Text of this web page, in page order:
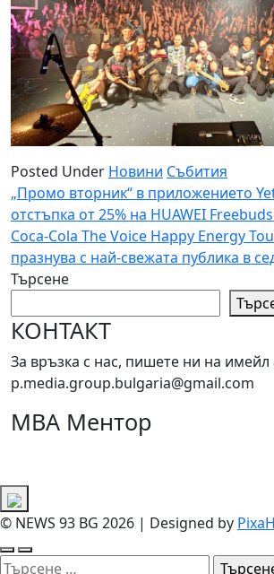
Posted Under Новини Събития
Навигация
„Промо вторник“ в приложението
отстъпка от 25% на HUAWEI
Coca-Cola The Voice Happy Energy
празнува с най-свежата публика в
Търсене
КОНТАКТ
За връзка с нас, пишете ни на имейл
p.media.group.bulgaria@gmail.com
МВА Ментор
© NEWS 93 BG 2026 | Designed by
Търсене